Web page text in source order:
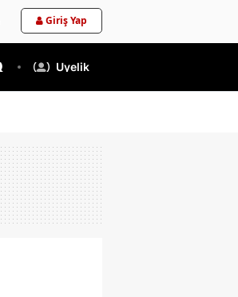
Giriş Yap
Üyelik